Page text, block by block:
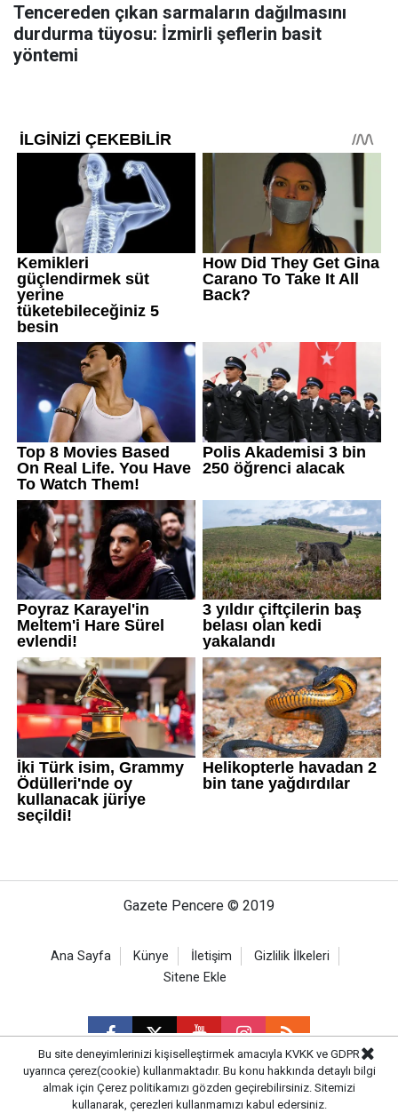
Tencereden çıkan sarmaların dağılmasını
durdurma tüyosu: İzmirli şeflerin basit
yöntemi
Gazete Pencere © 2019
Ana Sayfa Künye İletişim
Gizlilik İlkeleri
Sitene Ekle
CM Bilişim
Bu site deneyimlerinizi kişiselleştirmek amacıyla KVKK ve GDPR
uyarınca çerez(cookie) kullanmaktadır. Bu konu hakkında detaylı bilgi
almak için Çerez politikamızı gözden geçirebilirsiniz. Sitemizi
kullanarak, çerezleri kullanmamızı kabul edersiniz.